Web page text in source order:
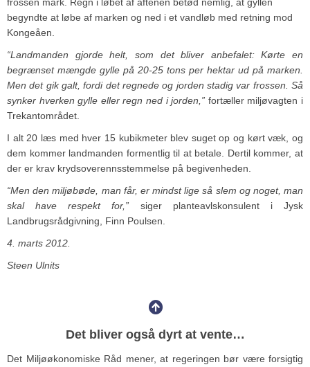
begyndte at løbe af marken og ned i et vandløb med retning mod
Kongeåen.
“Landmanden gjorde helt, som det bliver anbefalet: Kørte en
begrænset mængde gylle på 20-25 tons per hektar ud på marken.
Men det gik galt, fordi det regnede og jorden stadig var frossen. Så
synker hverken gylle eller regn ned i jorden,” fortæller miljøvagten i
Trekantområdet.
I alt 20 læs med hver 15 kubikmeter blev suget op og kørt væk, og
dem kommer landmanden formentlig til at betale. Dertil kommer, at
der er krav krydsoverennsstemmelse på begivenheden.
“Men den miljøbøde, man får, er mindst lige så slem og noget, man
skal have respekt for,” siger planteavlskonsulent i Jysk
Landbrugsrådgivning, Finn Poulsen.
4. marts 2012.
Steen Ulnits
Det bliver også dyrt at vente…
Det Miljøøkonomiske Råd mener, at regeringen bør være forsigtig